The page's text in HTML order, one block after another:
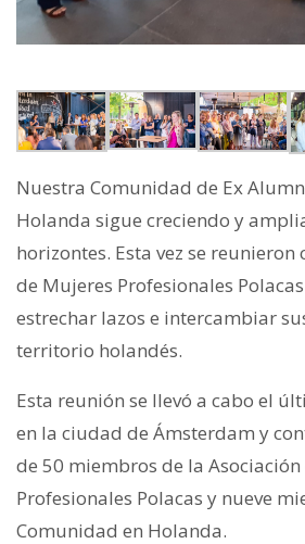
Nuestra Comunidad de Ex
Holanda sigue creciendo y
horizontes. Esta vez se reunieron
de Mujeres Profesionales
estrechar lazos e intercambiar
territorio holandés.
Esta reunión se llevó a cabo el
en la ciudad de Ámsterdam y
de 50 miembros de la
Profesionales Polacas y nueve
Comunidad en Holanda.